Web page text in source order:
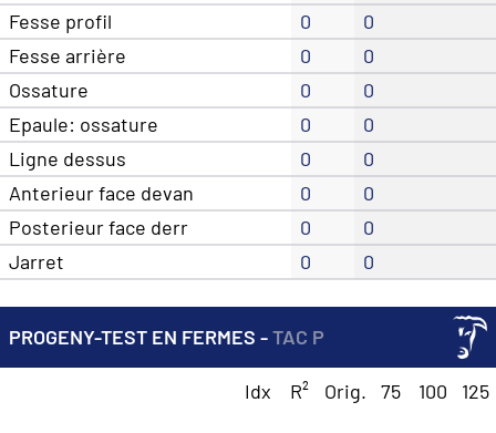
Fesse profil
0
0
Fesse arrière
0
0
Ossature
0
0
Epaule: ossature
0
0
Ligne dessus
0
0
Anterieur face devan
0
0
Posterieur face derr
0
0
Jarret
0 0
PROGENY-TEST EN FERMES -TAC P
Idx R² Orig. 75 100 125